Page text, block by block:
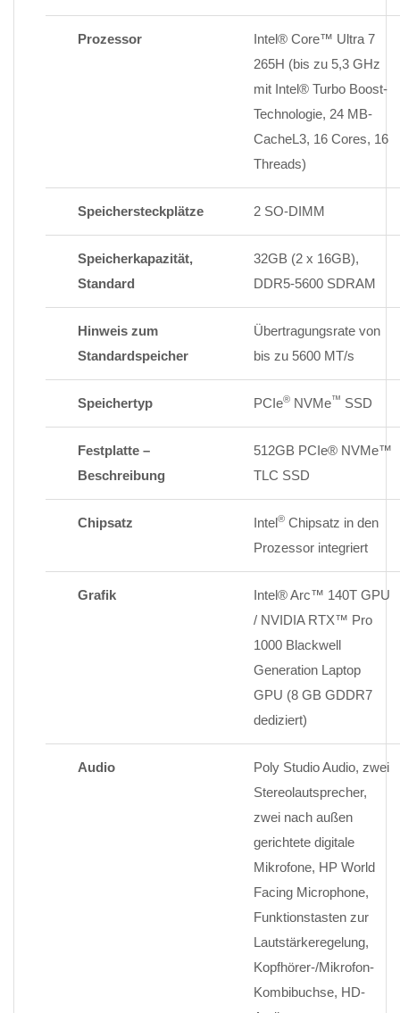
Prozessor
Intel® Core™ Ultra 7
265H (bis zu 5,3 GHz
mit Intel® Turbo Boost-
Technologie, 24 MB-
CacheL3, 16 Cores, 16
Threads)
Speichersteckplätze 2 SO-DIMM
Speicherkapazität,
Standard
32GB (2 x 16GB),
DDR5-5600 SDRAM
Hinweis zum
Standardspeicher
Übertragungsrate von
bis zu 5600 MT/s
Speichertyp PCIe® NVMe™ SSD
Festplatte –
Beschreibung
512GB PCIe® NVMe™
TLC SSD
Chipsatz Intel® Chipsatz in den
Prozessor integriert
Grafik
Intel® Arc™ 140T GPU
/ NVIDIA RTX™ Pro
1000 Blackwell
Generation Laptop
GPU (8 GB GDDR7
dediziert)
Audio
Poly Studio Audio, zwei
Stereolautsprecher,
zwei nach außen
gerichtete digitale
Mikrofone, HP World
Facing Microphone,
Funktionstasten zur
Lautstärkeregelung,
Kopfhörer-/Mikrofon-
Kombibuchse, HD-